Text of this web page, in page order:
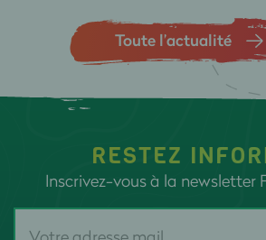
Toute l’actualité
RESTEZ
Inscrivez-vous à la newsletter